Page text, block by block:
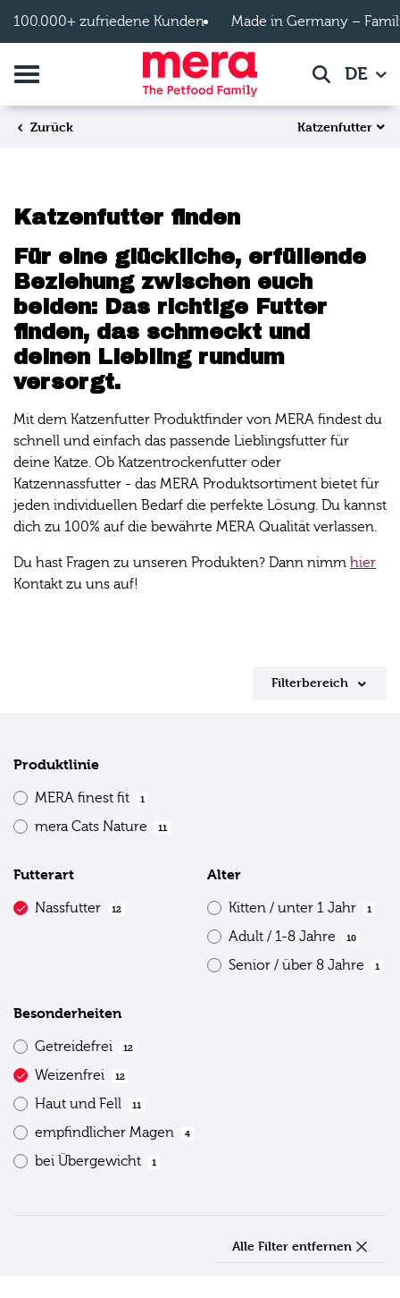
100.000+ zufriedene Kunden Made in Germany –
Navigation umschalten SucheDE
Zurück Katzenfutter
Katzenfutter finden
Für eine glückliche, erfüllende
Beziehung zwischen euch
beiden: Das richtige Futter
finden, das schmeckt und
deinen Liebling rundum
versorgt.
Mit dem Katzenfutter Produktfinder von MERA findest du
schnell und einfach das passende Lieblingsfutter für
deine Katze. Ob Katzentrockenfutter oder
Katzennassfutter - das MERA Produktsortiment bietet für
jeden individuellen Bedarf die perfekte Lösung. Du kannst
dich zu 100% auf die bewährte MERA Qualität verlassen.
Du hast Fragen zu unseren Produkten? Dann nimm hier
Kontakt zu uns auf!
Filterbereich
Produktlinie
MERA finest fit 1
mera Cats Nature 11
Futterart
Nassfutter 12
Alter
Kitten / unter 1 Jahr 1
Adult / 1-8 Jahre 10
Senior / über 8 Jahre 1
Besonderheiten
Getreidefrei 12
Weizenfrei 12
Haut und Fell 11
empfindlicher Magen 4
bei Übergewicht 1
Alle Filter entfernen